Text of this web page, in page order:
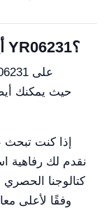
أين يمكنني طلب عرض سعر لـ YR06231؟
إذا كنت تبحث
كتالوجنا
وفقًا لأعلى